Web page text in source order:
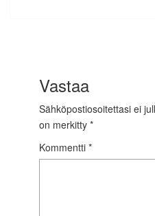
Vastaa
Sähköpostiosoitettasi ei
on merkitty *
Kommentti *